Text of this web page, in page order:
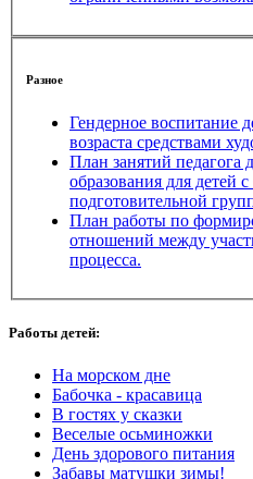
Разное
Гендерное воспитание
возраста средствами
План занятий педагога
образования для детей
подготовительной
План работы по
отношений между
процесса.
Работы детей:
На морском дне
Бабочка - красавица
В гостях у сказки
Веселые осьминожки
День здорового питания
Забавы матушки зимы!